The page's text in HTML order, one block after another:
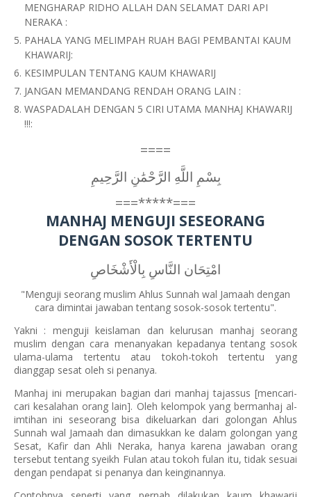
MENGHARAP RIDHO ALLAH DAN SELAMAT DARI API
NERAKA :
PAHALA YANG MELIMPAH RUAH BAGI PEMBANTAI KAUM
KHAWARIJ:
KESIMPULAN TENTANG KAUM KHAWARIJ
JANGAN MEMANDANG RENDAH ORANG LAIN :
WASPADALAH DENGAN 5 CIRI UTAMA MANHAJ KHAWARIJ
!!!:
====
بِسْمِ اللَّهِ الرَّحْمَٰنِ الرَّحِيمِ
===*****===
MANHAJ MENGUJI SESEORANG
DENGAN SOSOK TERTENTU
امْتِحَان النَّاسِ بِالْأَشْخَاصِ
"Menguji seorang muslim Ahlus Sunnah wal Jamaah dengan
cara dimintai jawaban tentang sosok-sosok tertentu".
Yakni : menguji keislaman dan kelurusan manhaj seorang
muslim dengan cara menanyakan kepadanya tentang sosok
ulama-ulama tertentu atau tokoh-tokoh tertentu yang
dianggap sesat oleh si penanya.
Manhaj ini merupakan bagian dari manhaj tajassus [mencari-
cari kesalahan orang lain]. Oleh kelompok yang bermanhaj al-
imtihan ini seseorang bisa dikeluarkan dari golongan Ahlus
Sunnah wal Jamaah dan dimasukkan ke dalam golongan yang
Sesat, Kafir dan Ahli Neraka, hanya karena jawaban orang
tersebut tentang syeikh Fulan atau tokoh fulan itu, tidak sesuai
dengan pendapat si penanya dan keinginannya.